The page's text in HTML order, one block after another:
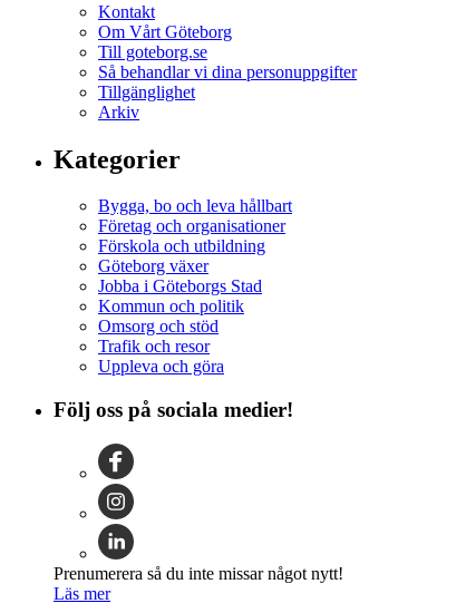
Kontakt
Om Vårt Göteborg
Till goteborg.se
Så behandlar vi dina personuppgifter
Tillgänglighet
Arkiv
Kategorier
Bygga, bo och leva hållbart
Företag och organisationer
Förskola och utbildning
Göteborg växer
Jobba i Göteborgs Stad
Kommun och politik
Omsorg och stöd
Trafik och resor
Uppleva och göra
Följ oss på sociala medier!
Prenumerera så du inte missar något nytt!
Läs mer